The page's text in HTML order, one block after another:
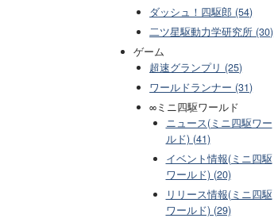
ダッシュ！四駆郎 (54)
二ツ星駆動力学研究所 (30)
ゲーム
超速グランプリ (25)
ワールドランナー (31)
∞ミニ四駆ワールド
ニュース(ミニ四駆ワー
ルド) (41)
イベント情報(ミニ四駆
ワールド) (20)
リリース情報(ミニ四駆
ワールド) (29)